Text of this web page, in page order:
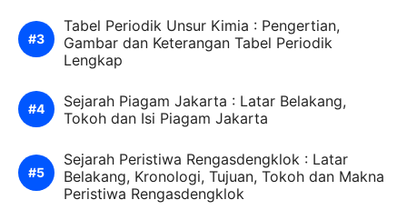
Tabel Periodik Unsur Kimia : Pengertian,
Gambar dan Keterangan Tabel Periodik
Lengkap
Sejarah Piagam Jakarta : Latar Belakang,
Tokoh dan Isi Piagam Jakarta
Sejarah Peristiwa Rengasdengklok : Latar
Belakang, Kronologi, Tujuan, Tokoh dan Makna
Peristiwa Rengasdengklok